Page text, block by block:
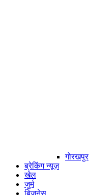
गोरखपुर
ब्रेकिंग न्यूज़
खेल
जुर्म
बिजनेस